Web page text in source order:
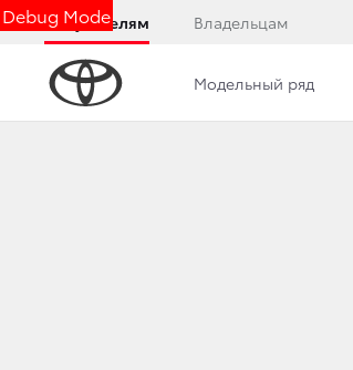
Debug Mode
Покупателям Владельцам
Модельный ряд
TOYOTA